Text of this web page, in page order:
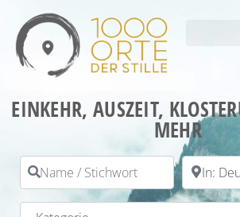
EINKEHR, AUSZEIT,
MEHR
Name / Stichwort PLZ / Ort
Kategorie